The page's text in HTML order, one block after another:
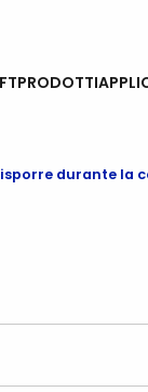
PRODOTTI
durante la